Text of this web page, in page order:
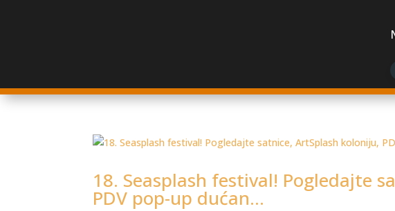
18. Seasplash festival! Pogledajte
PDV pop-up dućan…